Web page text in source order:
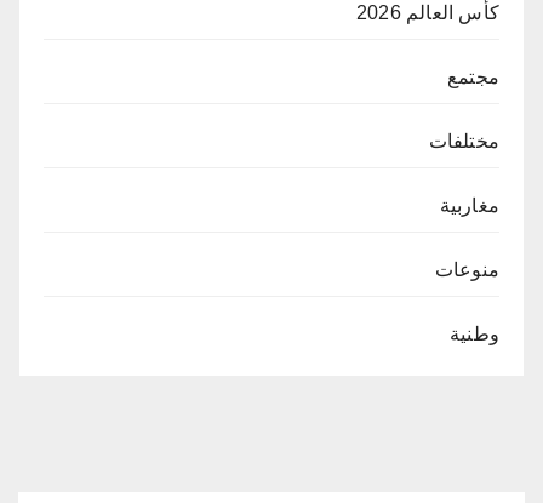
كأس العالم 2026
مجتمع
مختلفات
مغاربية
منوعات
وطنية